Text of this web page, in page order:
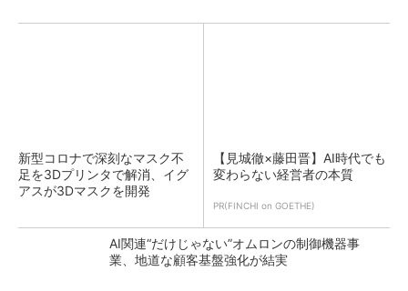
新型コロナで深刻なマスク不
足を3Dプリンタで解消、イグ
アスが3Dマスクを開発
【見城徹×藤田晋】AI時代でも
変わらない経営者の本質
PR(FINCHI on GOETHE)
AI関連“だけじゃない”オムロンの制御機器事
業、地道な顧客基盤強化が結実